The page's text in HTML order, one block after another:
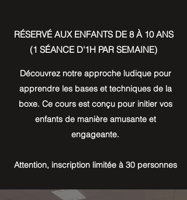
RÉSERVÉ AUX ENFANTS DE 8 À 10 ANS
(1 SÉANCE D'1H PAR SEMAINE)
Découvrez notre approche ludique pour
apprendre les bases et techniques de la
boxe. Ce cours est conçu pour initier vos
enfants de manière amusante et
engageante.
Attention, inscription limitée à 30 personnes